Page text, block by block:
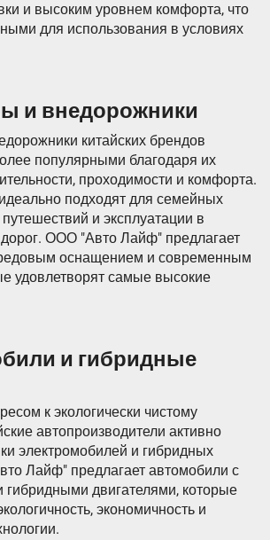
и высоким уровнем комфорта, что
для использования в условиях
и внедорожники
китайских брендов
популярными благодаря их
проходимости и комфорта.
подходят для семейных
и эксплуатации в
ООО "Авто Лайф" предлагает
оснащением и современным
удовлетворят самые высокие
и гибридные
к экологически чистому
автопроизводители активно
электромобилей и гибридных
Лайф" предлагает автомобили с
гибридными двигателями, которые
экономичность и